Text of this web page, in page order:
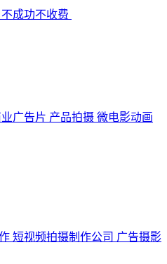
成功不收费
广告片 产品拍摄 微电影动画
短视频拍摄制作公司 广告摄影